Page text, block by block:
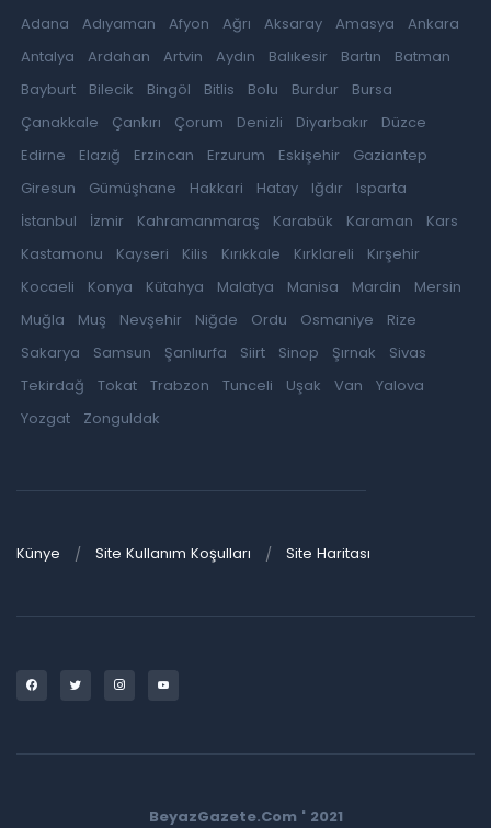
Adana Adıyaman Afyon Ağrı Aksaray Amasya
Ankara
Antalya
Ardahan Artvin Aydın Balıkesir Bartın
Batman
Bayburt
Bilecik Bingöl Bitlis Bolu Burdur
Bursa
Çanakkale
Çankırı Çorum Denizli Diyarbakır
Düzce
Edirne
Elazığ Erzincan Erzurum Eskişehir
Gaziantep
Giresun
Gümüşhane Hakkari Hatay Iğdır
Isparta
İstanbul
İzmir Kahramanmaraş Karabük Karaman
Kars
Kastamonu
Kayseri Kilis Kırıkkale Kırklareli
Kırşehir
Kocaeli
Konya Kütahya Malatya Manisa Mardin
Mersin
Muğla
Muş Nevşehir Niğde Ordu Osmaniye
Rize
Sakarya
Samsun Şanlıurfa Siirt Sinop Şırnak
Sivas
Tekirdağ
Tokat Trabzon Tunceli Uşak Van
Yalova
Yozgat
Zonguldak
Künye Site Kullanım Koşulları Site Haritası
BeyazGazete.Com ' 2021